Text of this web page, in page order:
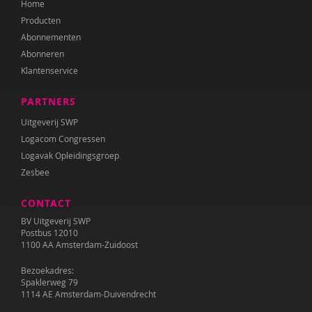
Katrien Brys
Ed Buitenhek
Wouter Bulckaert
Leen Dom
Edith van Eck
Sonja Ehlers
Tirtsa Ehrlich
Belinda Fallaux
Naomie Geens
Home
Producten
Abonnementen
Abonneren
Klantenservice
PARTNERS
Uitgeverij SWP
Logacom Congressen
Logavak Opleidingsgroep
Zesbee
CONTACT
BV Uitgeverij SWP
Postbus 12010
1100 AA Amsterdam-Zuidoost
Bezoekadres:
Spaklerweg 79
1114 AE Amsterdam-Duivendrecht